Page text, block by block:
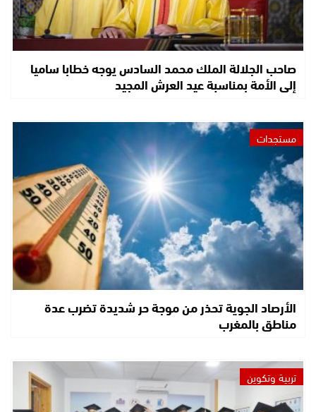
صاحب الجلالة الملك محمد السادس يوجه خطابا ساميا
إلى الأمة بمناسبة عيد العرش المجيد
مستجدات
الأرصاد الجوية تحذر من موجة حر شديدة تضرب عدة
مناطق بالمغرب
تربية وتكوين